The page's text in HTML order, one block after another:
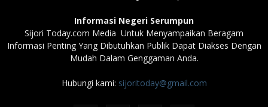
Informasi Negeri Serumpun
Sijori Today.com Media Untuk Menyampaikan Beragam
Informasi Penting Yang Dibutuhkan Publik Dapat Diakses Dengan
Mudah Dalam Genggaman Anda.
Hubungi kami: sijoritoday@gmail.com